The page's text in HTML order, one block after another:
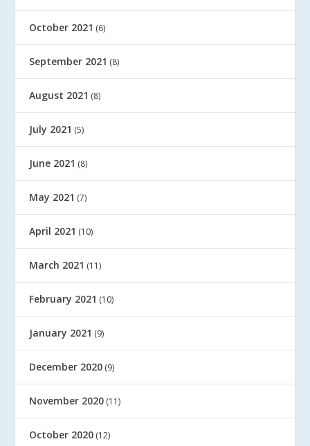
October 2021 (6)
September 2021 (8)
August 2021 (8)
July 2021 (5)
June 2021 (8)
May 2021 (7)
April 2021 (10)
March 2021 (11)
February 2021 (10)
January 2021 (9)
December 2020 (9)
November 2020 (11)
October 2020 (12)